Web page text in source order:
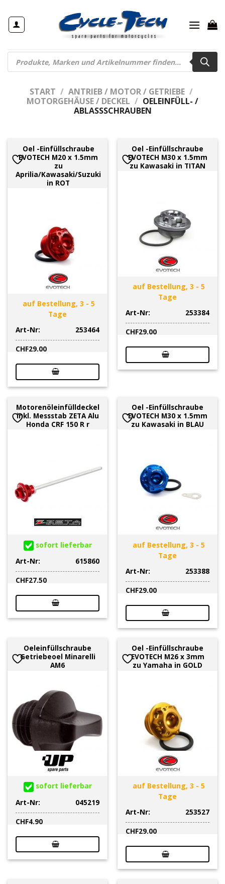
Inhalt
springen
Products
search
START / ANTRIEB / MOTOR / GETRIEBE /
MOTORGEHÄUSE / DECKEL / OELEINFÜLL- /
ABLASSSCHRAUBEN
Oel -Einfüllschraube
EVOTECH M20 x 1.5mm
zu
Aprilia/Kawasaki/Suzuki
in ROT
auf Bestellung, 3 - 5
Tage
Art-Nr:
253464
CHF29.00
Oel -Einfüllschraube
EVOTECH M30 x 1.5mm
zu Kawasaki in TITAN
auf Bestellung, 3 - 5
Tage
Art-Nr:
253384
CHF29.00
Motorenöleinfülldeckel
inkl. Messstab ZETA Alu
Honda CRF 150 R r
sofort lieferbar
Art-Nr:
615860
CHF27.50
Oel -Einfüllschraube
EVOTECH M30 x 1.5mm
zu Kawasaki in BLAU
auf Bestellung, 3 - 5
Tage
Art-Nr:
253388
CHF29.00
Oeleinfüllschraube
Getriebeoel Minarelli
AM6
sofort lieferbar
Art-Nr:
045219
CHF4.90
Oel -Einfüllschraube
EVOTECH M26 x 3mm
zu Yamaha in GOLD
auf Bestellung, 3 - 5
Tage
Art-Nr:
253527
CHF29.00